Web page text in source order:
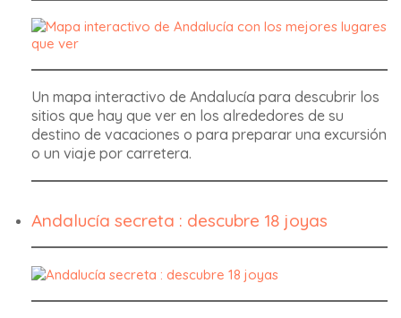
Un mapa interactivo de Andalucía para descubrir los
sitios que hay que ver en los alrededores de su
destino de vacaciones o para preparar una excursión
o un viaje por carretera.
Andalucía secreta : descubre 18 joyas